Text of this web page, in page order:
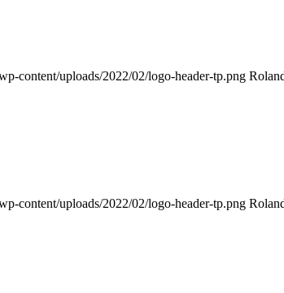
content/uploads/2022/02/logo-header-tp.png
content/uploads/2022/02/logo-header-tp.png